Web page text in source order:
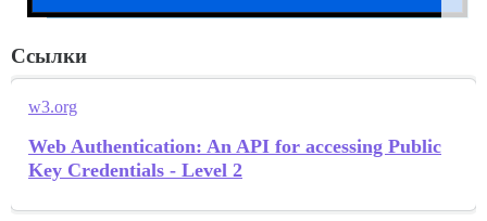
Ссылки
w3.org
Web Authentication: An API for accessing Public
Key Credentials - Level 2